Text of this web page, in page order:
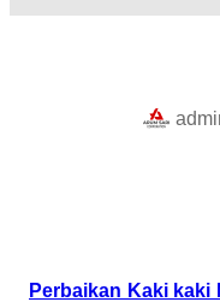
Perbaikan Kaki kaki